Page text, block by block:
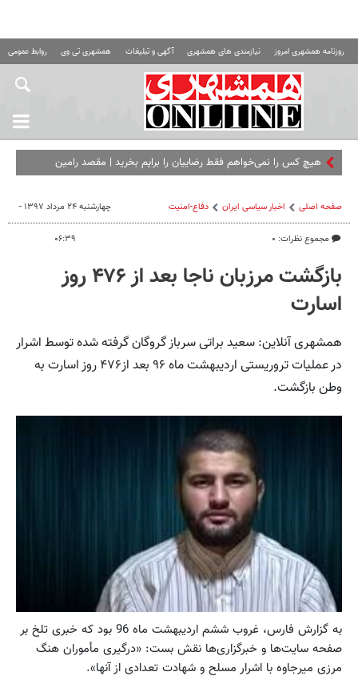
روزنامه همشهری امروز نیازمندی های همشهری آگهی و تبلیغات همشهری تی وی روابط عمومی
هیچ کس را نمی‌خواهم فقط رضاییان را برایم بخرید | مقصد رامین
صفحه اصلی اخبار سیاسی ایران دفاع-امنیت
مجموع نظرات: ۰
چهارشنبه ۲۴ مرداد ۱۳۹۷ -
۰۶:۳۹
بازگشت مرزبان ناجا بعد از ۴۷۶ روز
اسارت
همشهری آنلاین: سعید براتی سرباز گروگان گرفته شده توسط اشرار
در عملیات تروریستی اردیبهشت ماه ۹۶ بعد از۴۷۶ روز اسارت به
وطن بازگشت.
به گزارش فارس، غروب ششم اردیبهشت ماه 96 بود که خبری تلخ بر
صفحه سایت‌ها و خبرگزاری‌ها نقش بست: «درگیری مأموران هنگ
مرزی میرجاوه با اشرار مسلح و شهادت تعدادی از آنها».